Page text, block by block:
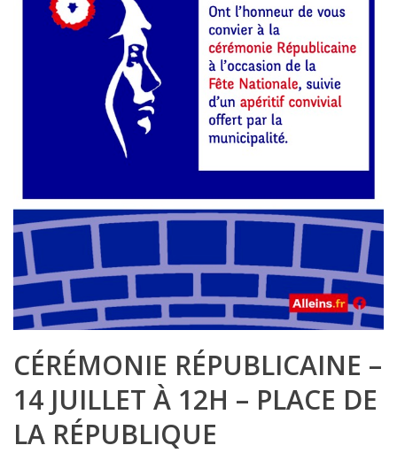
CÉRÉMONIE RÉPUBLICAINE –
14 JUILLET À 12H – PLACE DE
LA RÉPUBLIQUE